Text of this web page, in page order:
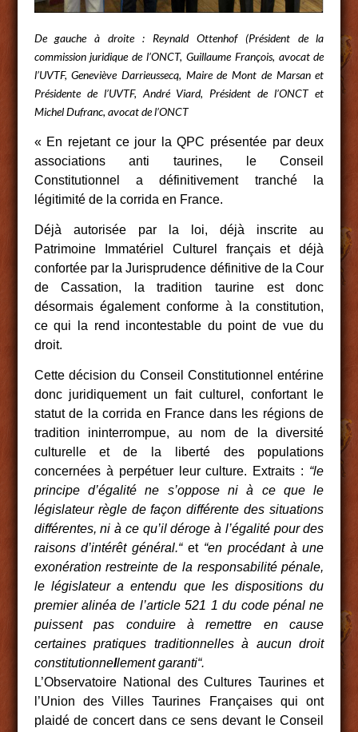
De gauche à droite : Reynald Ottenhof (Président de la
commission juridique de l’ONCT, Guillaume François, avocat de
l’UVTF, Geneviève Darrieussecq, Maire de Mont de Marsan et
Présidente de l’UVTF, André Viard, Président de l’ONCT et
Michel Dufranc, avocat de l’ONCT
« En rejetant ce jour la QPC présentée par deux
associations anti taurines, le Conseil
Constitutionnel a définitivement tranché la
légitimité de la corrida en France.
Déjà autorisée par la loi, déjà inscrite au
Patrimoine Immatériel Culturel français et déjà
confortée par la Jurisprudence définitive de la Cour
de Cassation, la tradition taurine est donc
désormais également conforme à la constitution,
ce qui la rend incontestable du point de vue du
droit.
Cette décision du Conseil Constitutionnel entérine
donc juridiquement un fait culturel, confortant le
statut de la corrida en France dans les régions de
tradition ininterrompue, au nom de la diversité
culturelle et de la liberté des populations
concernées à perpétuer leur culture. Extraits : “le
principe d’égalité ne s’oppose ni à ce que le
législateur règle de façon différente des situations
différentes, ni à ce qu’il déroge à l’égalité pour des
raisons d’intérêt général.“et “en procédant à une
exonération restreinte de la responsabilité pénale,
le législateur a entendu que les dispositions du
premier alinéa de l’article 521 1 du code pénal ne
puissent pas conduire à remettre en cause
certaines pratiques traditionnelles à aucun droit
constitutionnellement garanti“.
L’Observatoire National des Cultures Taurines et
l’Union des Villes Taurines Françaises qui ont
plaidé de concert dans ce sens devant le Conseil